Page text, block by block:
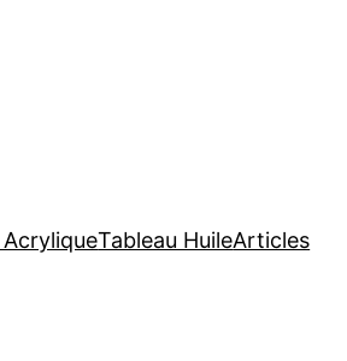
Tableau HuileArticles